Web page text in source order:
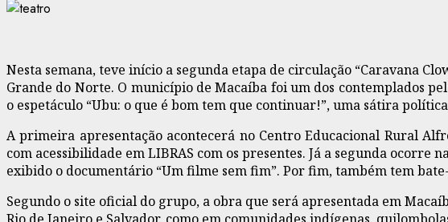
Nesta semana, teve início a segunda etapa de circulação “Caravana
Grande do Norte. O município de Macaíba foi um dos contemplados
o espetáculo “Ubu: o que é bom tem que continuar!”, uma sátira
A primeira apresentação acontecerá no Centro Educacional Rural
com acessibilidade em LIBRAS com os presentes. Já a segunda
exibido o documentário “Um filme sem fim”. Por fim, também tem
Segundo o site oficial do grupo, a obra que será apresentada em